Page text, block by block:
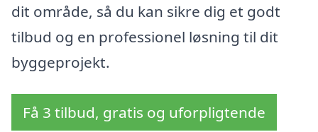
dit område, så du kan sikre dig et godt
tilbud og en professionel løsning til dit
byggeprojekt.
Få 3 tilbud, gratis og uforpligtende